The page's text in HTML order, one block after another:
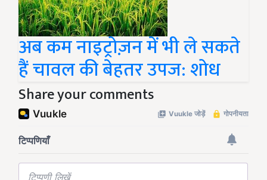
अब कम नाइट्रोज़न में भी ले सकते
हैं चावल की बेहतर उपज: शोध
Share your comments